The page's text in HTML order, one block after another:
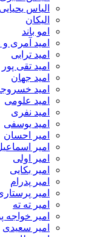
الیاس یحیایی
الیکان
امو باند
امید آمری
امید ترابی
امید تقی پور
امید جهان
امید
امید علومی
امید نفری
امید یوسفی
امیر احسان
امیر
امیر اولی
امیر بکایی
امیر پدرام
امیر
امیر ته ته
امیر خواجه
امیر سعیدی